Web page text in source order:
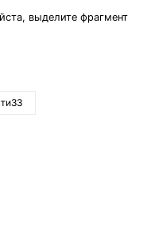
выделите фрагмент